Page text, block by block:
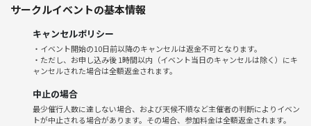
お酒を片手に、アラサー仲間と日々のストレスを忘れてリラックスしま
せんか？
◯お酒が飲めない方も大歓迎！楽しめれば
◯1人参加限定なので初参加OK！
◯途中参加帰宅可能、残業遅れもOKです
◯年齢もアラサーが集まります！
気軽に参加してくださいね😊
サークルイベントの基本情報
キャンセルポリシー
・イベント開始の10日前以降のキャンセルは返金不可となります。
・ただし、お申し込み後 1時間以内（イベント当日のキャンセルは除く）にキ
ャンセルされた場合は全額返金されます。
中止の場合
最少催行人数に達しない場合、および天候不順など主催者の判断によりイベン
トが中止される場合があります。その場合、参加料金は全額返金されます。